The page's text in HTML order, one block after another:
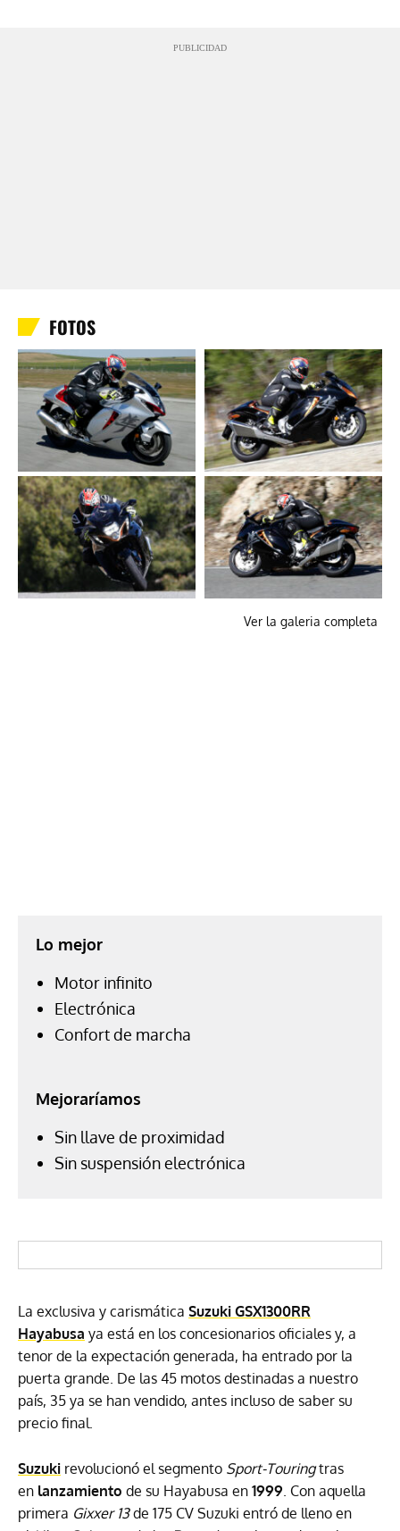
PUBLICIDAD
FOTOS
Ver la galeria completa
Lo mejor
Motor infinito
Electrónica
Confort de marcha
Mejoraríamos
Sin llave de proximidad
Sin suspensión electrónica
La exclusiva y carismática Suzuki GSX1300RR
Hayabusa ya está en los concesionarios oficiales y, a
tenor de la expectación generada, ha entrado por la
puerta grande. De las 45 motos destinadas a nuestro
país, 35 ya se han vendido, antes incluso de saber su
precio final.
Suzuki revolucionó el segmento Sport-Touringtras
en lanzamiento de su Hayabusa en 1999. Con aquella
primera Gixxer 13de 175 CV Suzuki entró de lleno en